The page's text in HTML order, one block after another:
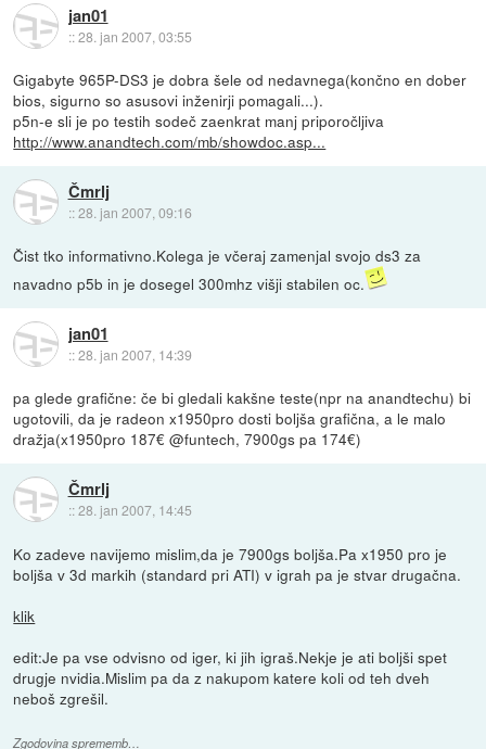
jan01
::28. jan 2007, 03:55
Gigabyte 965P-DS3 je dobra šele od nedavnega(končno en dober
bios, sigurno so asusovi inženirji pomagali...).
p5n-e sli je po testih sodeč zaenkrat manj priporočljiva
http://www.anandtech.com/mb/showdoc.asp...
Čmrlj
::28. jan 2007, 09:16
Čist tko informativno.Kolega je včeraj zamenjal svojo ds3 za
navadno p5b in je dosegel 300mhz višji stabilen oc.
jan01
::28. jan 2007, 14:39
pa glede grafične: če bi gledali kakšne teste(npr na anandtechu) bi
ugotovili, da je radeon x1950pro dosti boljša grafična, a le malo
dražja(x1950pro 187€ @funtech, 7900gs pa 174€)
Čmrlj
::28. jan 2007, 14:45
Ko zadeve navijemo mislim,da je 7900gs boljša.Pa x1950 pro je
boljša v 3d markih (standard pri ATI) v igrah pa je stvar drugačna.
klik
edit:Je pa vse odvisno od iger, ki jih igraš.Nekje je ati boljši spet
drugje nvidia.Mislim pa da z nakupom katere koli od teh dveh
neboš zgrešil.
Zgodovina sprememb…